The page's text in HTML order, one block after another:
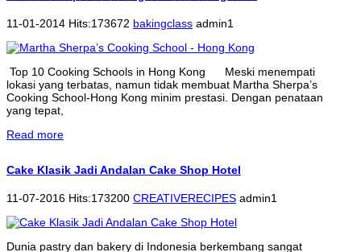
11-01-2014 Hits:173672 bakingclass admin1
Top 10 Cooking Schools in Hong Kong Meski menempati
lokasi yang terbatas, namun tidak membuat Martha Sherpa’s
Cooking School-Hong Kong minim prestasi. Dengan penataan
yang tepat,
Read more
Cake Klasik Jadi Andalan Cake Shop Hotel
11-07-2016 Hits:173200 CREATIVERECIPES admin1
Dunia pastry dan bakery di Indonesia berkembang sangat